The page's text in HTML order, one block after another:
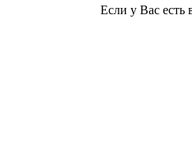
Если у Вас есть